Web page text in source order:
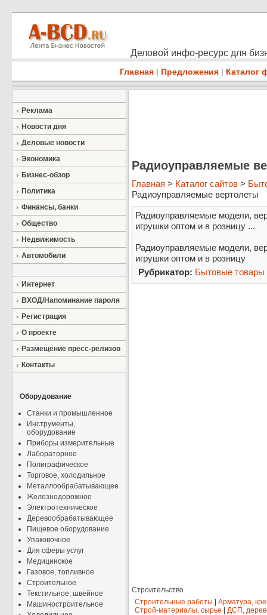
Деловой инфо-ресурс для
Главная | Предложения | Каталог
Реклама
Новости дня
Деловые новости
Экономика
Бизнес-обзор
Политика
Финансы, банки
Общество
Недвижимость
Автомобили
Интернет
ВХОД/Напоминание пароля
Регистрация
О проекте
Размещение пресс-релизов
Контакты
Оборудование
Станки и промышленное
Инструменты,
оборудование
Приборы измерительные
Лабораторное
Полиграфическое
Торговое, холодильное
Металлообрабатывающее
Железнодорожное
Электротехническое
Деревообрабатывающее
Пищевое оборудование
Упаковочное
Для сферы услуг
Медицинское
Газовое, топливное
Строительное
Текстильное, швейное
Машиностроительное
Радиоуправляемыe
Главная > Каталог сайтов >
Радиоуправляемыe вертолеты
Радиоуправляемые модели,
игрушки оптом и в розницу ...
Радиоуправляемые модели,
игрушки оптом и в розницу
Рубрикатор: Бытовые товары
Строительство
Строительные работы
Арматура,
Строй-материалы, сырье
ДСП,